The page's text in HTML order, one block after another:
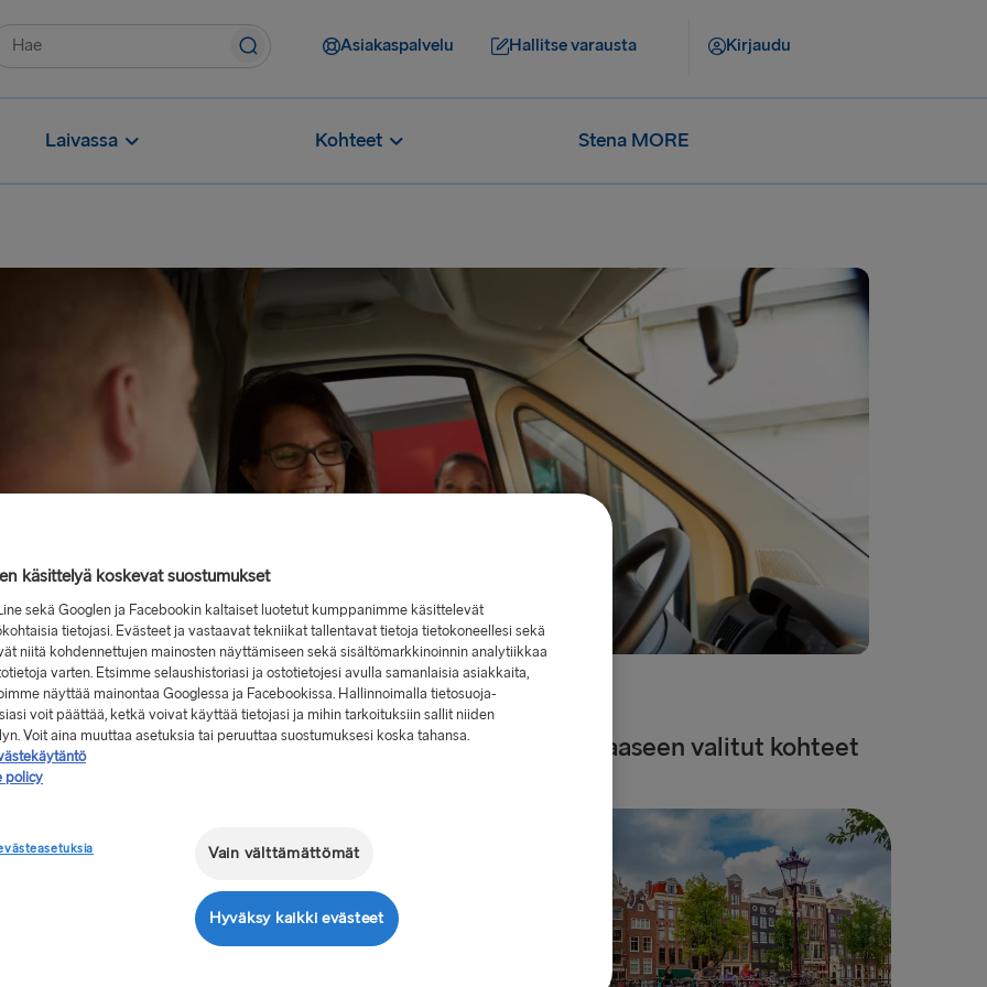
Asiakaspalvelu Hallitse varausta Kirjaudu
Laivassa Kohteet Stena MORE
Lautalle nousuun
Tähän oppaaseen valitut kohteet
käsittelyä koskevat suostumukset
sekä Googlen ja Facebookin kaltaiset luotetut kumppanimme käsittelevät
tietojasi. Evästeet ja vastaavat tekniikat tallentavat tietoja tietokoneellesi sekä
niitä kohdennettujen mainosten näyttämiseen sekä sisältömarkkinoinnin analytiikkaa
varten. Etsimme selaushistoriasi ja ostotietojesi avulla samanlaisia asiakkaita,
näyttää mainontaa Googlessa ja Facebookissa. Hallinnoimalla tietosuoja-
voit päättää, ketkä voivat käyttää tietojasi ja mihin tarkoituksiin sallit niiden
Voit aina muuttaa asetuksia tai peruuttaa suostumuksesi koska tahansa.
policy
Vain välttämättömät
Hyväksy kaikki evästeet